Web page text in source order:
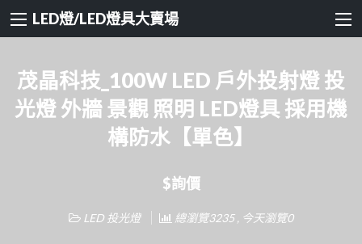
LED燈/LED燈具大賣場
茂晶科技_100W LED 戶外投射燈 投
光燈 外牆 景觀 照明 LED燈具 採用機
構防水【單色】
$詢價
LED 投光燈 總瀏覽3235 , 今天瀏覽0